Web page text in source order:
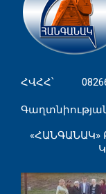
ՀՎՀՀ՝